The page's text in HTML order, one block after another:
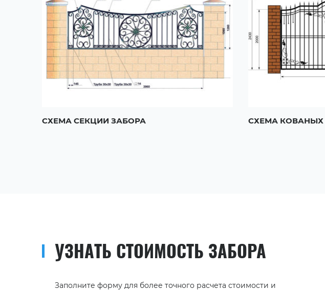
СХЕМА СЕКЦИИ ЗАБОРА СХЕМА КОВАНЫХ
УЗНАТЬ СТОИМОСТЬ ЗАБОРА
Заполните форму для более точного расчета стоимости и